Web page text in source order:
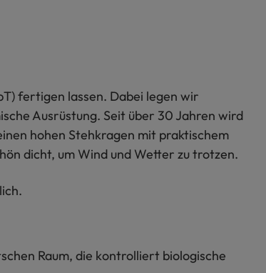
fertigen lassen. Dabei legen wir
Ausrüstung. Seit über 30 Jahren wird
hohen Stehkragen mit praktischem
dicht, um Wind und Wetter zu trotzen.
Raum, die kontrolliert biologische